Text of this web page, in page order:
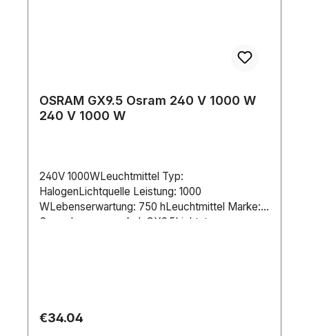
OSRAM GX9.5 Osram 240 V 1000 W
240 V 1000 W
240V 1000WLeuchtmittel Typ:
HalogenLichtquelle Leistung: 1000
WLebenserwartung: 750 hLeuchtmittel Marke:
OsramLampensockel: GX9.5Lichtstrom
Regular price:
€34.04